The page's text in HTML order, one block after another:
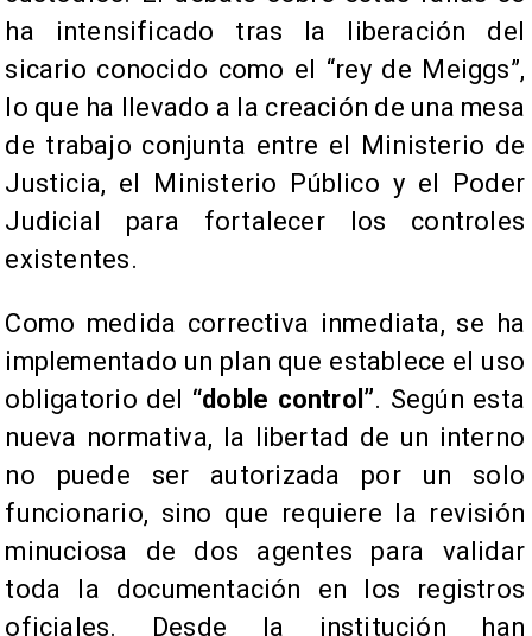
ha intensificado tras la liberación del
sicario conocido como el “rey de Meiggs”,
lo que ha llevado a la creación de una mesa
de trabajo conjunta entre el Ministerio de
Justicia, el Ministerio Público y el Poder
Judicial para fortalecer los controles
existentes.
Como medida correctiva inmediata, se ha
implementado un plan que establece el uso
obligatorio del “doble control”. Según esta
nueva normativa, la libertad de un interno
no puede ser autorizada por un solo
funcionario, sino que requiere la revisión
minuciosa de dos agentes para validar
toda la documentación en los registros
oficiales. Desde la institución han